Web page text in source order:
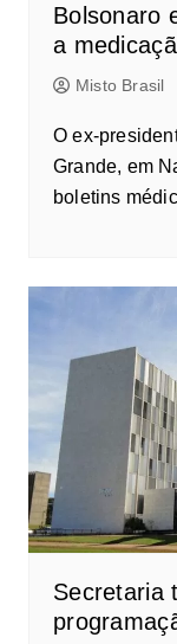
Bolsonaro
a
Misto Brasil
O ex-
Grande, em
boletins
Secretaria